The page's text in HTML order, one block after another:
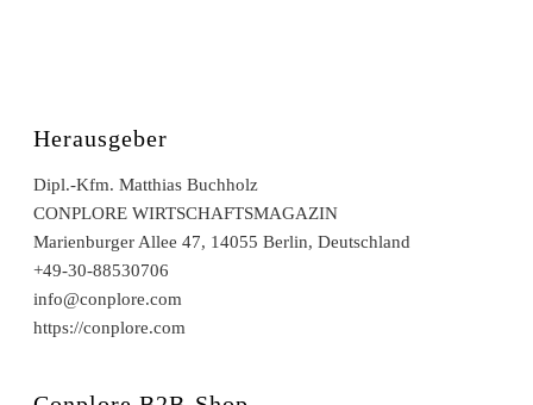
Herausgeber
Dipl.-Kfm. Matthias Buchholz
CONPLORE WIRTSCHAFTSMAGAZIN
Marienburger Allee 47, 14055 Berlin, Deutschland
+49-30-88530706
info@conplore.com
https://conplore.com